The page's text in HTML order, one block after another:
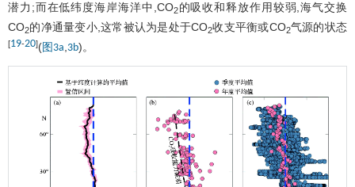
潜力;而在低纬度海岸海洋中,CO2的吸收和释放作用较弱,海气交换
CO2的净通量变小,这常被认为是处于CO2收支平衡或CO2气源的状态
[19-20](图3a,3b)。